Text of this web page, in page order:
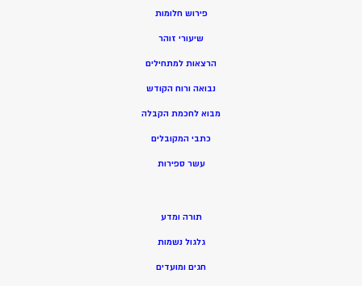
פירוש חלומות
שיעורי זוהר
הרצאות למתחילים
נבואה ורוח הקודש
מבוא לחכמת הקבלה
כתבי המקובלים
עשר ספירות
תורה ומדע
גלגול נשמות
חגים ומועדים